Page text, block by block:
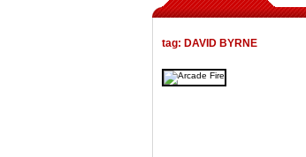
tag: DAVID BYRNE